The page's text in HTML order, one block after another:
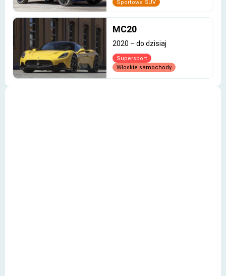
Sportowe SUV
MC20
2020 – do dzisiaj
Supersport
Włoskie samochody